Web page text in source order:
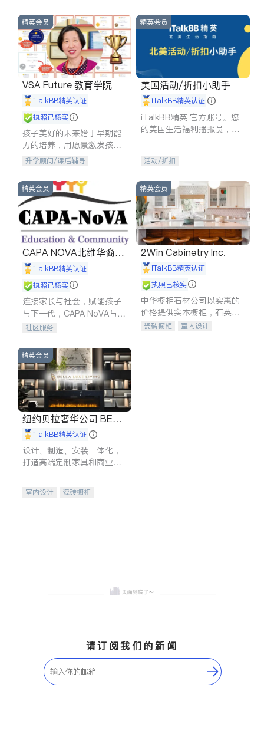
商铺租售
精英会员
VSA Future 教育学院
iTalkBB精英认证
执照已核实
孩子美好的未来始于早期能
力的培养，用愿景激发孩子
的学习潜力和动力。理念：
石。
升学顾问/课后辅导
精英会员
美国活动/折扣小助手
iTalkBB精英认证
iTalkBB精英 官方账号。您
的美国生活福利播报员，精
专属福利。
活动/折扣
精英会员
CAPA NOVA北维华裔家
长会iTalkBB精英认证
执照已核实
连接家长与社会，赋能孩子
与下一代，CAPA NoVA与您
携手建设包容、公平、充满
社区服务
精英会员
2Win Cabinetry Inc.
iTalkBB精英认证
执照已核实
中华橱柜石材公司以实惠的
价格提供实木橱柜，石英石
台面，多种优质不锈钢水
瓷砖橱柜
室内设计
精英会员
纽约贝拉奢华公司 BELL
A LUXE
iTalkBB精英认证
设计、制造、安装一体化，
打造高端定制家具和商业空
室内设计
瓷砖橱柜
请订阅我们的新闻